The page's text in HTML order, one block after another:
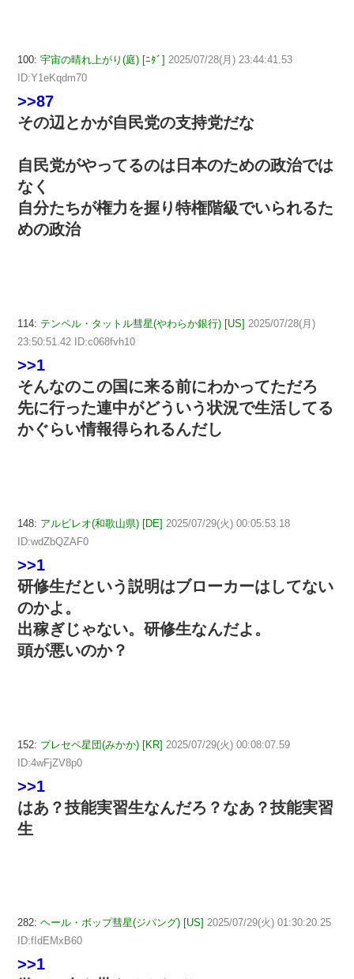
100: 宇宙の晴れ上がり(庭) [ﾆﾀﾞ] 2025/07/28(月) 23:44:41.53
ID:Y1eKqdm70
>>87
その辺とかが自民党の支持党だな
自民党がやってるのは日本のための政治では
なく
自分たちが権力を握り特権階級でいられるた
めの政治
114: テンペル・タットル彗星(やわらか銀行) [US] 2025/07/28(月)
23:50:51.42 ID:c068fvh10
>>1
そんなのこの国に来る前にわかってただろ
先に行った連中がどういう状況で生活してる
かぐらい情報得られるんだし
148: アルビレオ(和歌山県) [DE] 2025/07/29(火) 00:05:53.18
ID:wdZbQZAF0
>>1
研修生だという説明はブローカーはしてない
のかよ。
出稼ぎじゃない。研修生なんだよ。
頭が悪いのか？
152: プレセペ星団(みかか) [KR] 2025/07/29(火) 00:08:07.59
ID:4wFjZV8p0
>>1
はあ？技能実習生なんだろ？なあ？技能実習
生
282: ヘール・ボップ彗星(ジパング) [US] 2025/07/29(火) 01:30:20.25
ID:fIdEMxB60
>>1